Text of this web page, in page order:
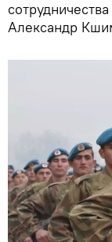
Александр